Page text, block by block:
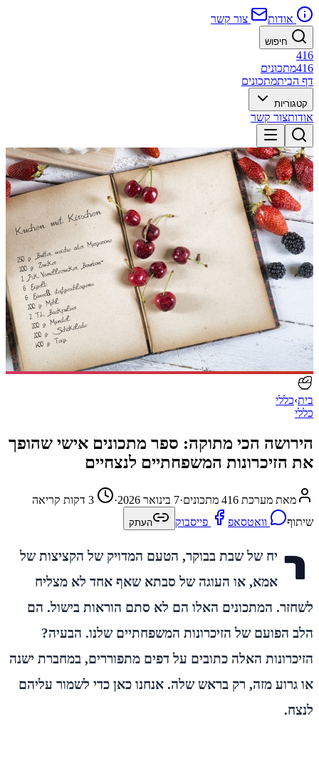
אודות צור קשר
חיפוש
416
416מתכונים
דף הביתמתכונים
קטגוריות
אודותצור קשר
בית›כללי
כללי
הירושה הכי מתוקה: ספר מתכונים אישי שהופך
את הזיכרונות המשפחתיים לנצחיים
מאת מערכת 416 מתכונים ·7 בינואר 2026 ·
3 דקות קריאה
שיתוף
וואטסאפ פייסבוק העתק
ר יח של שבת בבוקר, הטעם המדויק של הקציצות של
אמא, או העוגה של סבתא שאף אחד לא מצליח
לשחזר. המתכונים האלו הם לא סתם הוראות בישול. הם
הלב הפועם של הזיכרונות המשפחתיים שלנו. הבעיה?
הזיכרונות האלה כתובים על דפים מתפוררים, במחברת ישנה
או גרוע מזה, רק בראש שלה. אנחנו כאן כדי לשמור עליהם
לנצח.